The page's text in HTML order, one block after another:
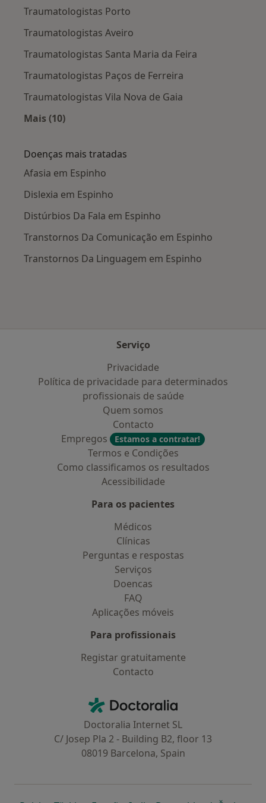
Traumatologistas Porto
Traumatologistas Aveiro
Traumatologistas Santa Maria da Feira
Traumatologistas Paços de Ferreira
Traumatologistas Vila Nova de Gaia
Mais (10)
Doenças mais tratadas
Afasia em Espinho
Dislexia em Espinho
Distúrbios Da Fala em Espinho
Transtornos Da Comunicação em Espinho
Transtornos Da Linguagem em Espinho
Serviço
Privacidade
Política de privacidade para determinados
profissionais de saúde
Quem somos
Contacto
Empregos
Estamos a contratar!
Termos e Condições
Como classificamos os resultados
Acessibilidade
Para os pacientes
Médicos
Clínicas
Perguntas e respostas
Serviços
Doencas
FAQ
Aplicações móveis
Para profissionais
Registar gratuitamente
Contacto
Doctoralia - Homepage
Doctoralia Internet SL
C/ Josep Pla 2 - Building B2, floor 13
08019 Barcelona, Spain